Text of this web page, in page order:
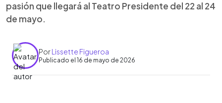
pasión que llegará al Teatro Presidente del 22 al 24
de mayo.
PorLissette Figueroa
Publicado el 16 de mayo de 2026